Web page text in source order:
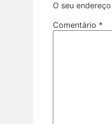
O seu
Comentário *